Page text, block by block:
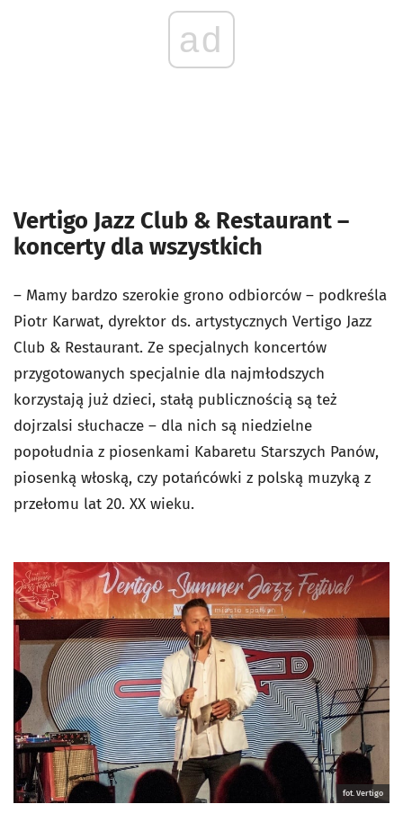
ad
Vertigo Jazz Club & Restaurant –
koncerty dla wszystkich
– Mamy bardzo szerokie grono odbiorców – podkreśla
Piotr Karwat, dyrektor ds. artystycznych Vertigo Jazz
Club & Restaurant. Ze specjalnych koncertów
przygotowanych specjalnie dla najmłodszych
korzystają już dzieci, stałą publicznością są też
dojrzalsi słuchacze – dla nich są niedzielne
popołudnia z piosenkami Kabaretu Starszych Panów,
piosenką włoską, czy potańcówki z polską muzyką z
przełomu lat 20. XX wieku.
fot. Vertigo